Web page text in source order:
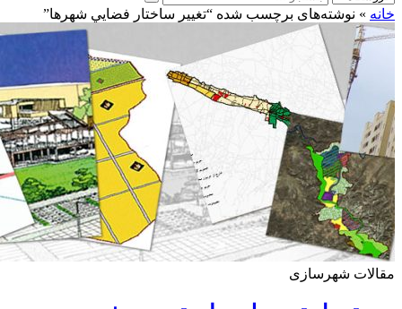
»نوشته‌های برچسب شده “تغيير ساختار فضايي شهرها”
شهرسازی